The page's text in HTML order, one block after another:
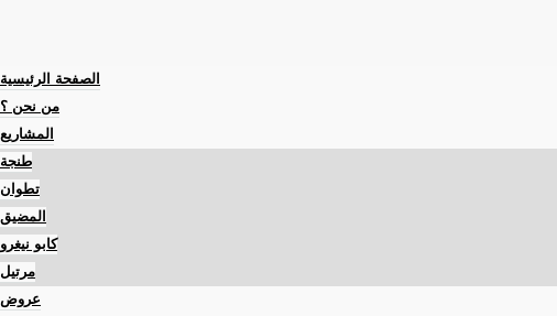
الصفحة الرئيسية
من نحن ؟
المشاريع
طنجة
تطوان
المضيق
كابو نيغرو
مرتيل
عروض